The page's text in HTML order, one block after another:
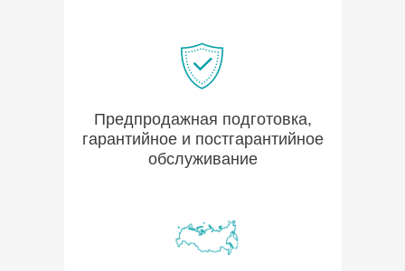
Предпродажная подготовка,
гарантийное и постгарантийное
обслуживание